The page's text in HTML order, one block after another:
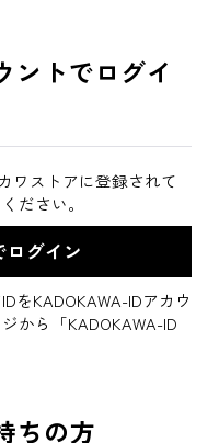
ントでログイ
ワストアに登録されて
ださい。
をKADOKAWA-IDアカウ
から「KADOKAWA-ID
ちの方